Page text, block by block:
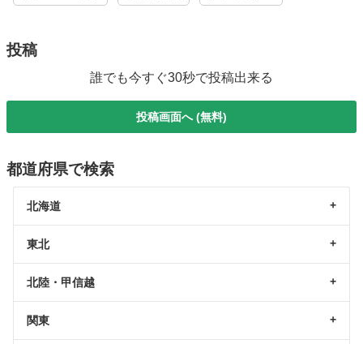
投稿
誰でも今すぐ30秒で投稿出来る
投稿画面へ (無料)
都道府県で検索
北海道
東北
北陸・甲信越
関東